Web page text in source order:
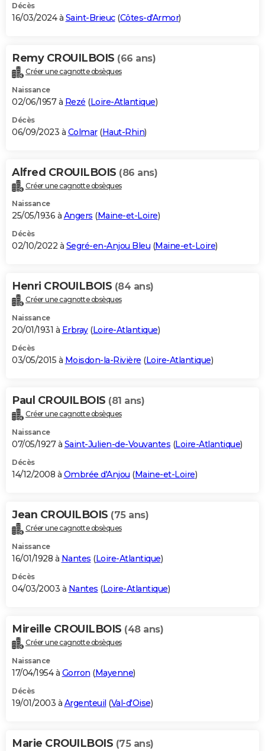
Décès
16/03/2024 à Saint-Brieuc(Côtes-d'Armor)
Remy CROUILBOIS (66 ans)
Créer une cagnotte obsèques
Naissance
02/06/1957 à Rezé (Loire-Atlantique)
Décès
06/09/2023 à Colmar(Haut-Rhin)
Alfred CROUILBOIS (86 ans)
Créer une cagnotte obsèques
Naissance
25/05/1936 à Angers (Maine-et-Loire)
Décès
02/10/2022 à Segré-en-Anjou Bleu (Maine-et-Loire)
Henri CROUILBOIS (84 ans)
Créer une cagnotte obsèques
Naissance
20/01/1931 à Erbray(Loire-Atlantique)
Décès
03/05/2015 à Moisdon-la-Rivière (Loire-Atlantique)
Paul CROUILBOIS (81 ans)
Créer une cagnotte obsèques
Naissance
07/05/1927 à Saint-Julien-de-Vouvantes (Loire-Atlantique)
Décès
14/12/2008 à Ombrée d'Anjou (Maine-et-Loire)
Jean CROUILBOIS (75 ans)
Créer une cagnotte obsèques
Naissance
16/01/1928 à Nantes (Loire-Atlantique)
Décès
04/03/2003 à Nantes (Loire-Atlantique)
Mireille CROUILBOIS (48 ans)
Créer une cagnotte obsèques
Naissance
17/04/1954 à Gorron (Mayenne)
Décès
19/01/2003 à Argenteuil (Val-d'Oise)
Marie CROUILBOIS (75 ans)